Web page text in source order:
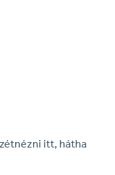
itt, hátha